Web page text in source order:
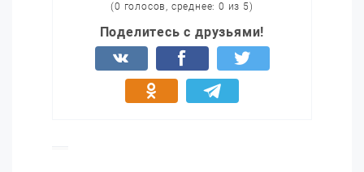
(0 голосов, среднее: 0 из 5)
Поделитесь с друзьями!